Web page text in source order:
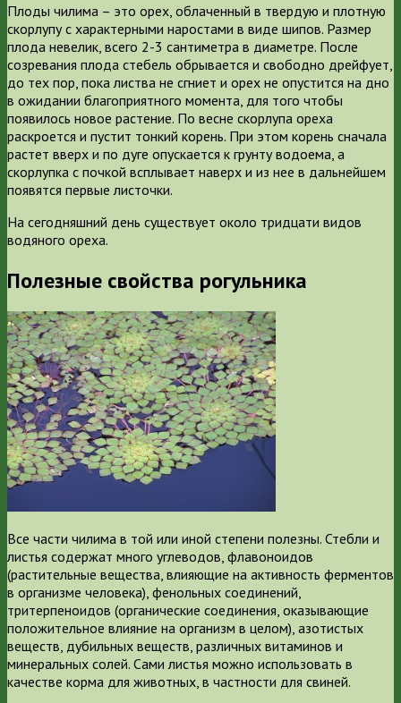
Плоды чилима – это орех, облаченный в твердую и плотную
скорлупу с характерными наростами в виде шипов. Размер
плода невелик, всего 2-3 сантиметра в диаметре. После
созревания плода стебель обрывается и свободно дрейфует,
до тех пор, пока листва не сгниет и орех не опустится на дно
в ожидании благоприятного момента, для того чтобы
появилось новое растение. По весне скорлупа ореха
раскроется и пустит тонкий корень. При этом корень сначала
растет вверх и по дуге опускается к грунту водоема, а
скорлупка с почкой всплывает наверх и из нее в дальнейшем
появятся первые листочки.
На сегодняшний день существует около тридцати видов
водяного ореха.
Полезные свойства рогульника
Все части чилима в той или иной степени полезны. Стебли и
листья содержат много углеводов, флавоноидов
(растительные вещества, влияющие на активность ферментов
в организме человека), фенольных соединений,
тритерпеноидов (органические соединения, оказывающие
положительное влияние на организм в целом), азотистых
веществ, дубильных веществ, различных витаминов и
минеральных солей. Сами листья можно использовать в
качестве корма для животных, в частности для свиней.